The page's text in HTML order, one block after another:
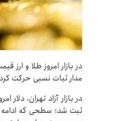
در بازار امروز طلا و
مدار ثبات نسبی حرکت